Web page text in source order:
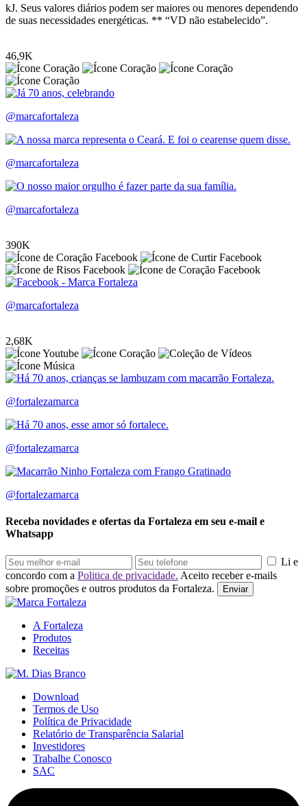
kJ. Seus valores diários podem ser maiores ou menores dependendo
de suas necessidades energéticas. ** “VD não estabelecido”.
46,9K
@marcafortaleza
@marcafortaleza
@marcafortaleza
390K
@marcafortaleza
2,68K
@fortalezamarca
@fortalezamarca
@fortalezamarca
Receba novidades e ofertas da Fortaleza em seu e-mail e
Whatsapp
Li e
concordo com a Politica de privacidade. Aceito receber e-mails
sobre promoções e outros produtos da Fortaleza.
Enviar
A Fortaleza
Produtos
Receitas
Download
Termos de Uso
Política de Privacidade
Relatório de Transparência Salarial
Investidores
Trabalhe Conosco
SAC